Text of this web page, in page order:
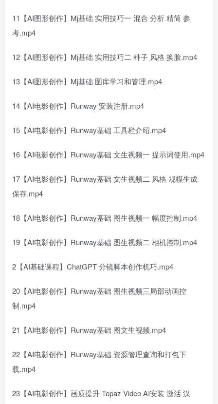
11【AI图形创作】Mj基础 实用技巧一 混合 分析 精简 参
考.mp4
12【AI图形创作】Mj基础 实用技巧二 种子 风格 换脸.mp4
13【AI图形创作】Mj基础 图库学习和管理.mp4
14【AI电影创作】Runway 安装注册.mp4
15【AI电影创作】Runway基础 工具栏介绍.mp4
16【AI电影创作】Runway基础 文生视频一 提示词使用.mp4
17【AI电影创作】Runway基础 文生视频二 风格 规模生成
保存.mp4
18【AI电影创作】Runway基础 图生视频一 幅度控制.mp4
19【AI电影创作】Runway基础 图生视频二 相机控制.mp4
2【AI基础课程】ChatGPT 分镜脚本创作机巧.mp4
20【AI电影创作】Runway基础 图生视频三局部动画控
制.mp4
21【AI电影创作】Runway基础 图文生视频.mp4
22【AI电影创作】Runway基础 资源管理查询和打包下
载.mp4
23【AI电影创作】画质提升 Topaz Video AI安装 激活 汉